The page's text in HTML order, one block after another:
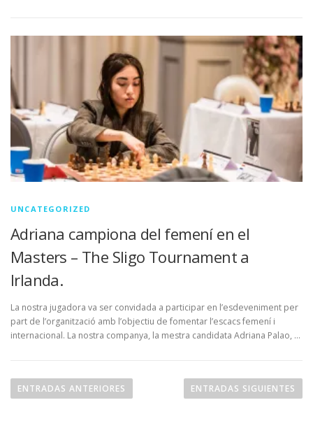
UNCATEGORIZED
Adriana campiona del femení en el
Masters – The Sligo Tournament a
Irlanda.
La nostra jugadora va ser convidada a participar en l’esdeveniment per
part de l’organització amb l’objectiu de fomentar l’escacs femení i
internacional. La nostra companya, la mestra candidata Adriana Palao, …
ENTRADAS ANTERIORES ENTRADAS SIGUIENTES